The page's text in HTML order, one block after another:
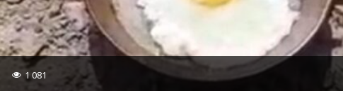
1 081